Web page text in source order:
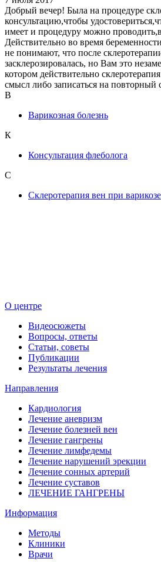
Добрый вечер! Была на процедуре
консультацию,чтобы
имеет и процедуру можно
Действительно во время
не понимают, что после
засклерозировалась, но Вам это
котором действительно
смысл либо записаться на
В
Варикозная болезнь
К
Консультация флеболога
С
Склеротерапия вен при варикозе
О центре
Видеосюжеты
Вопросы, ответы
Статьи, советы
Публикации
Результаты лечения
Направления
Кардиология
Лечение аневризм
Лечение болезней вен
Лечение гангрены
Лечение лимфедемы
Лечение нарушений эрекции
Лечение сонных артерий
Лечение суставов
ЛЕЧЕНИЕ ГАНГРЕНЫ
Информация
Методы
Клиники
Врачи